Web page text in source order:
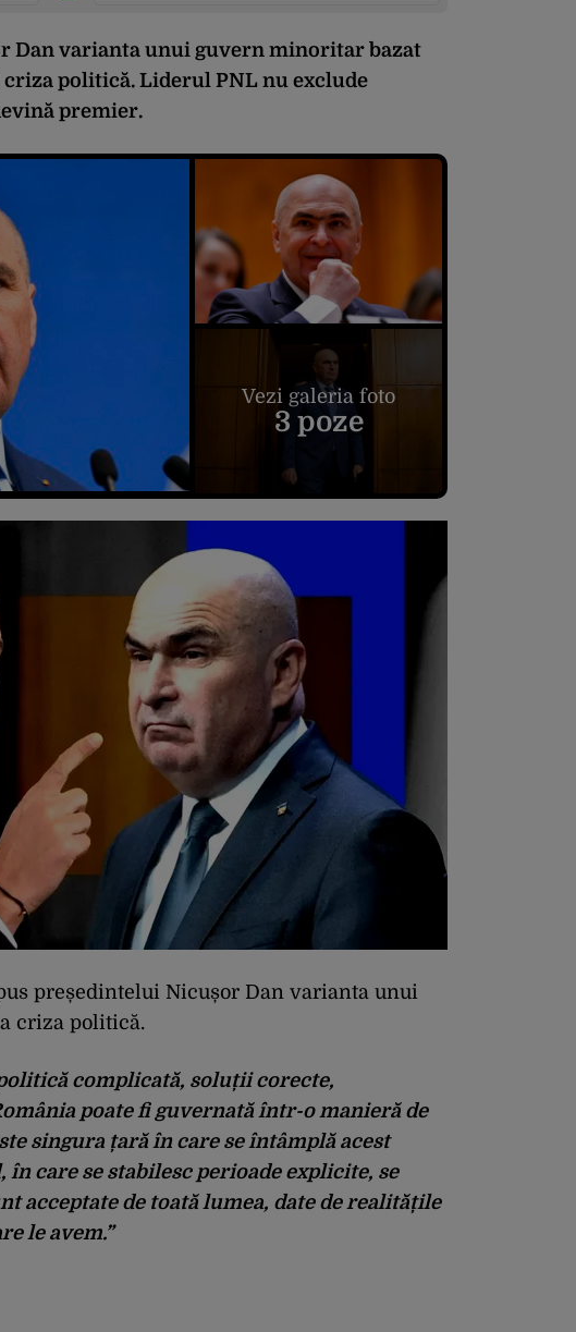
Dan varianta unui guvern minoritar bazat
politică. Liderul PNL nu exclude
premier.
Vezi galeria foto
3 poze
președintelui Nicușor Dan varianta unui
criza politică.
complicată, soluții corecte,
poate fi guvernată într-o manieră de
singura țară în care se întâmplă acest
care se stabilesc perioade explicite, se
acceptate de toată lumea, date de realitățile
le avem.”